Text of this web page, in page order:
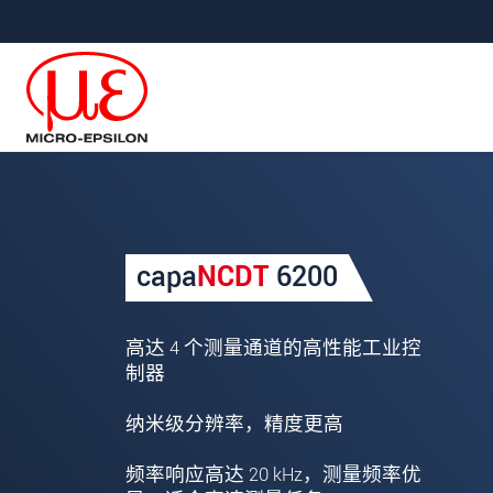
capaNCDT 6200
高达 4 个测量通道的高性能工业控
制器
纳米级分辨率，精度更高
频率响应高达 20 kHz，测量频率优
Your request for:
称谓*
名*